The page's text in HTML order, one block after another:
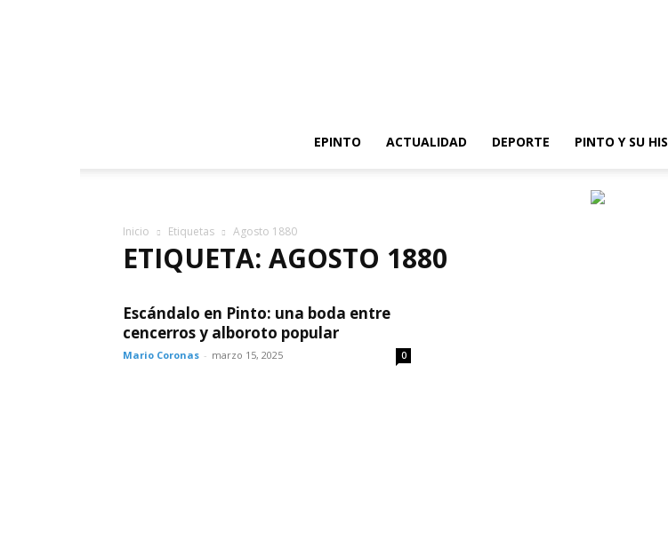
EPINTO
ACTUALIDAD DEPORTE PINTO Y SU
Inicio Etiquetas Agosto 1880
ETIQUETA: AGOSTO 1880
Escándalo en Pinto: una boda entre
cencerros y alboroto popular
Mario Coronas - marzo 15, 2025 0